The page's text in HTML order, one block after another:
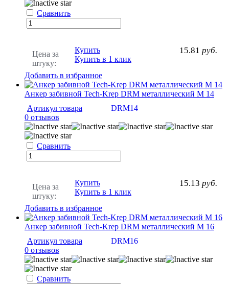
Сравнить
Цена за
штуку:
15.81 руб.
Купить
Купить в 1 клик
Добавить в избранное
Анкер забивной Tech-Krep DRM металлический М 14
Артикул товара
DRM14
0 отзывов
Сравнить
Цена за
штуку:
15.13 руб.
Купить
Купить в 1 клик
Добавить в избранное
Анкер забивной Tech-Krep DRM металлический М 16
Артикул товара
DRM16
0 отзывов
Сравнить